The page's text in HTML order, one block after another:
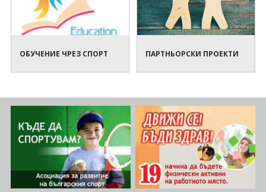
ОБУЧЕНИЕ ЧРЕЗ СПОРТ ПАРТНЬОРСКИ ПРОЕКТИ